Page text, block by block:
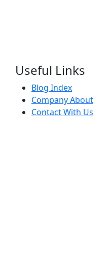
Useful Links
Blog Index
Company About
Contact With Us